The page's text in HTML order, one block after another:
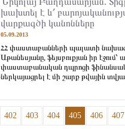
խախտել է և՛
վարքագծի կանոնները
05.09.2013
ՀՀ փաստաբանների պալատի
Աթանեսյանը, ֆեյսբուքյան իր
փաստաբանական դպրոցի
ներկայացրել է մի շարք թվային
402 403 404 405 406 407